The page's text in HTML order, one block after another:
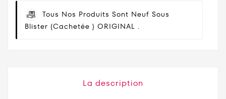
Tous Nos Produits Sont Neuf Sous
Blister (cachetée ) ORIGINAL .
La description